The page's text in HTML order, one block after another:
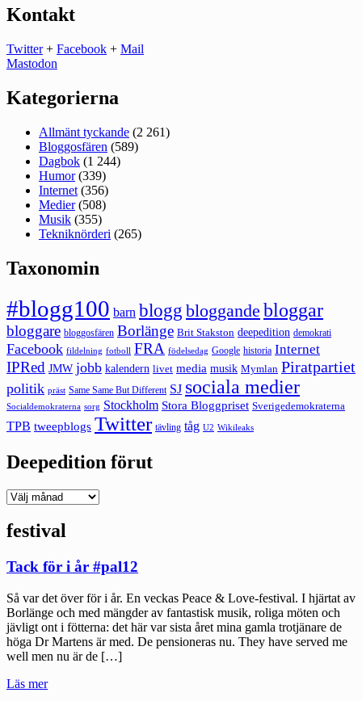
Kontakt
Twitter+ Facebook + Mail
Mastodon
Kategorierna
Allmänt tyckande (2 261)
Bloggosfären (589)
Dagbok (1 244)
Humor(339)
Internet (356)
Medier(508)
Musik (355)
Tekniknörderi (265)
Taxonomin
#blogg100 barn blogg bloggande bloggar
bloggare bloggosfären Borlänge Brit Stakston deepedition demokrati
Facebook fildelning fotboll FRA födelsedag Google historia Internet
IPRed JMW jobb kalendern livet media musik Mymlan Piratpartiet
politik präst Same Same But Different SJ sociala medier
Socialdemokraterna sorg Stockholm Stora Bloggpriset Sverigedemokraterna
TPB tweepblogs Twitter tävling tåg U2 Wikileaks
Deepedition förut
Deepedition
festival
Tack för i år #pal12
Så var det över för i år. En veckas Peace & Love-festival. I hjärtat av
Borlänge och med mängder av fantastisk musik, roliga möten och
jävligt ont i fötterna: det här var sista året mina gamla trotjänare de
höga Dr Martens är med. De pensioneras nu. They have served me
well men nu är de […]
Läs mer"Tack